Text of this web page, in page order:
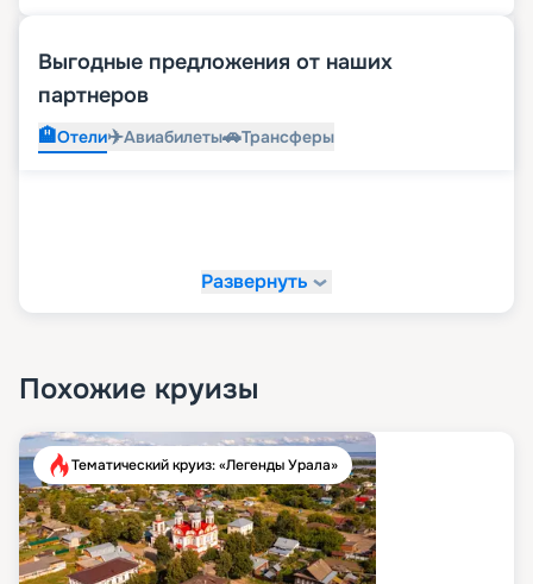
Выгодные предложения от наших
партнеров
🏨Отели✈️Авиабилеты🚗Трансферы
Развернуть
Похожие круизы
Тематический круиз: «Легенды Урала»